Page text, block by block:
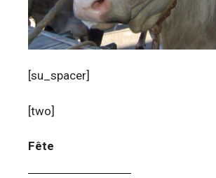
[su_spacer]
[two]
Fête